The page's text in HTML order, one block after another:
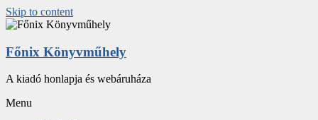
Skip to content
Főnix Könyvműhely
A kiadó honlapja és webáruháza
Menu